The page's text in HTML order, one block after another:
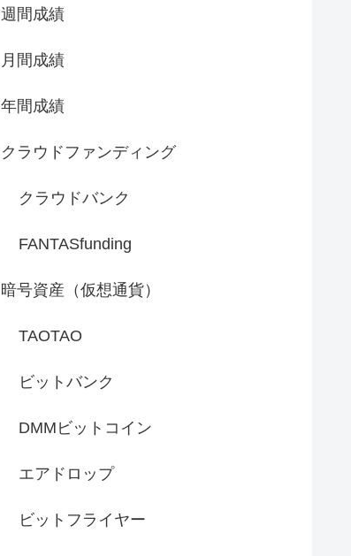
週間成績
月間成績
年間成績
クラウドファンディング
クラウドバンク
FANTASfunding
暗号資産（仮想通貨）
TAOTAO
ビットバンク
DMMビットコイン
エアドロップ
ビットフライヤー